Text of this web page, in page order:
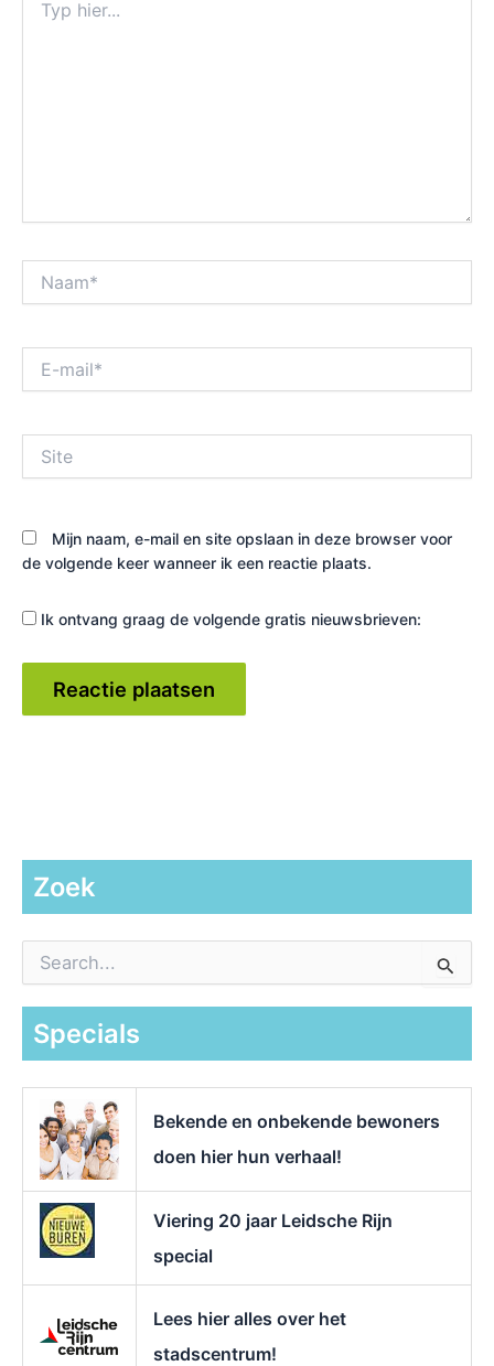
hier...
mail*
Mijn naam, e-mail en site opslaan in deze browser voor
de volgende keer wanneer ik een reactie plaats.
Ik ontvang graag de volgende gratis nieuwsbrieven:
Zoek
a
Specials
Bekende en onbekende bewoners
doen hier hun verhaal!
Viering 20 jaar Leidsche Rijn
special
Lees hier alles over het
stadscentrum!